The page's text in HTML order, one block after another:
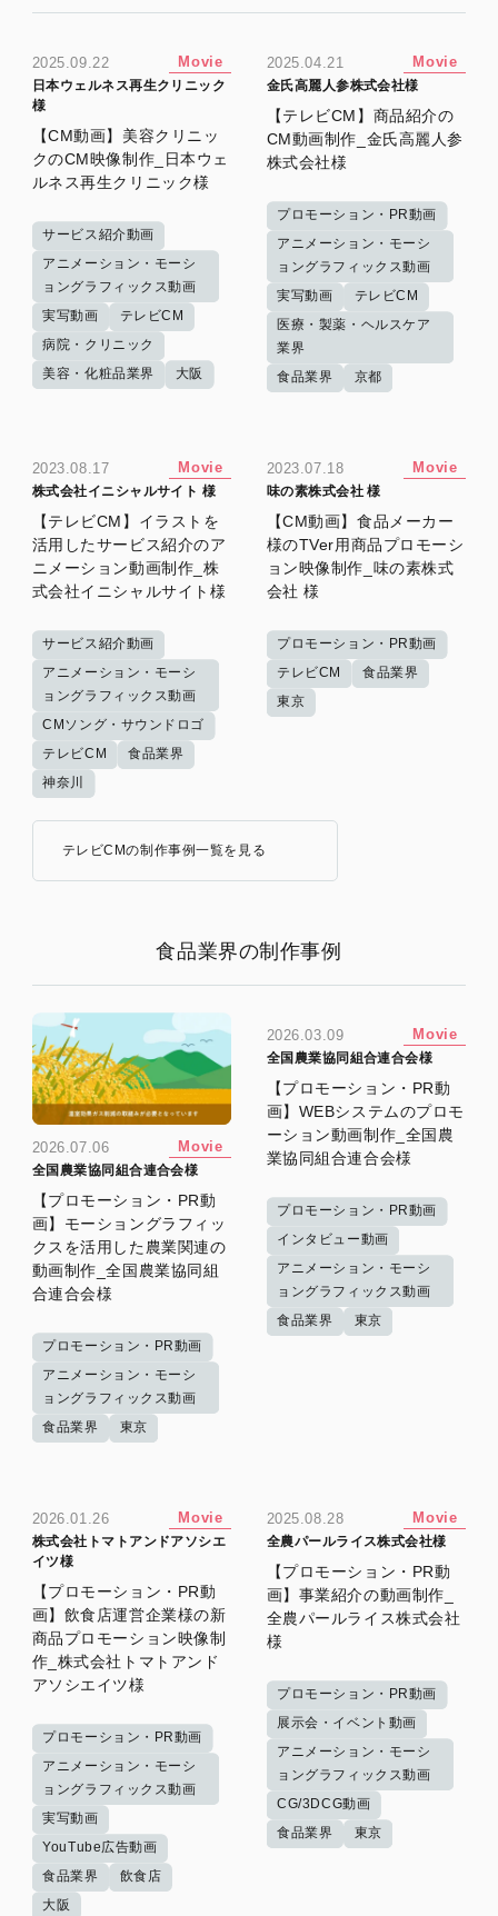
2025.09.22 Movie
日本ウェルネス再生クリニック
様
【CM動画】美容クリニッ
クのCM映像制作_日本ウェ
ルネス再生クリニック様
サービス紹介動画
アニメーション・モーシ
ョングラフィックス動画
実写動画
テレビCM
病院・クリニック
美容・化粧品業界
大阪
2025.04.21 Movie
金氏高麗人参株式会社様
【テレビCM】商品紹介の
CM動画制作_金氏高麗人参
株式会社様
プロモーション・PR動画
アニメーション・モーシ
ョングラフィックス動画
実写動画
テレビCM
医療・製薬・ヘルスケア
業界
食品業界
京都
2023.08.17 Movie
株式会社イニシャルサイト 様
【テレビCM】イラストを
活用したサービス紹介のア
ニメーション動画制作_株
式会社イニシャルサイト様
サービス紹介動画
アニメーション・モーシ
ョングラフィックス動画
CMソング・サウンドロゴ
テレビCM
食品業界
神奈川
2023.07.18 Movie
味の素株式会社 様
【CM動画】食品メーカー
様のTVer用商品プロモーシ
ョン映像制作_味の素株式
会社 様
プロモーション・PR動画
テレビCM
食品業界
東京
テレビCMの制作事例一覧を見る
食品業界の制作事例
2026.07.06 Movie
全国農業協同組合連合会様
【プロモーション・PR動
画】モーショングラフィッ
クスを活用した農業関連の
動画制作_全国農業協同組
合連合会様
プロモーション・PR動画
アニメーション・モーシ
ョングラフィックス動画
食品業界
東京
2026.03.09 Movie
全国農業協同組合連合会様
【プロモーション・PR動
画】WEBシステムのプロモ
ーション動画制作_全国農
業協同組合連合会様
プロモーション・PR動画
インタビュー動画
アニメーション・モーシ
ョングラフィックス動画
食品業界
東京
2026.01.26 Movie
株式会社トマトアンドアソシエ
イツ様
【プロモーション・PR動
画】飲食店運営企業様の新
商品プロモーション映像制
作_株式会社トマトアンド
アソシエイツ様
プロモーション・PR動画
アニメーション・モーシ
ョングラフィックス動画
実写動画
YouTube広告動画
食品業界
飲食店
大阪
2025.08.28 Movie
全農パールライス株式会社様
【プロモーション・PR動
画】事業紹介の動画制作_
全農パールライス株式会社
様
プロモーション・PR動画
展示会・イベント動画
アニメーション・モーシ
ョングラフィックス動画
CG/3DCG動画
食品業界
東京